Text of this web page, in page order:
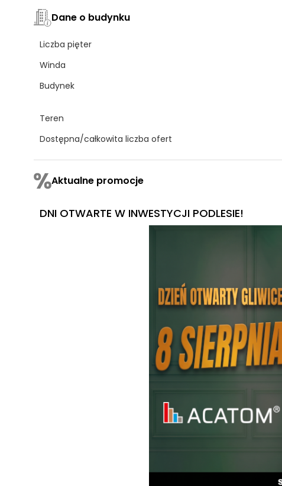
Dane o budynku
Liczba pięter
Winda
Budynek
Teren
Dostępna/całkowita liczba ofert
Aktualne promocje
DNI OTWARTE W INWESTYCJI PODLESIE!